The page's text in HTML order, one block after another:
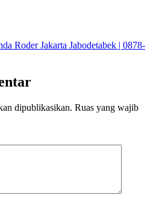
Roder Jakarta Jabodetabek | 0878-
dipublikasikan. Ruas yang wajib